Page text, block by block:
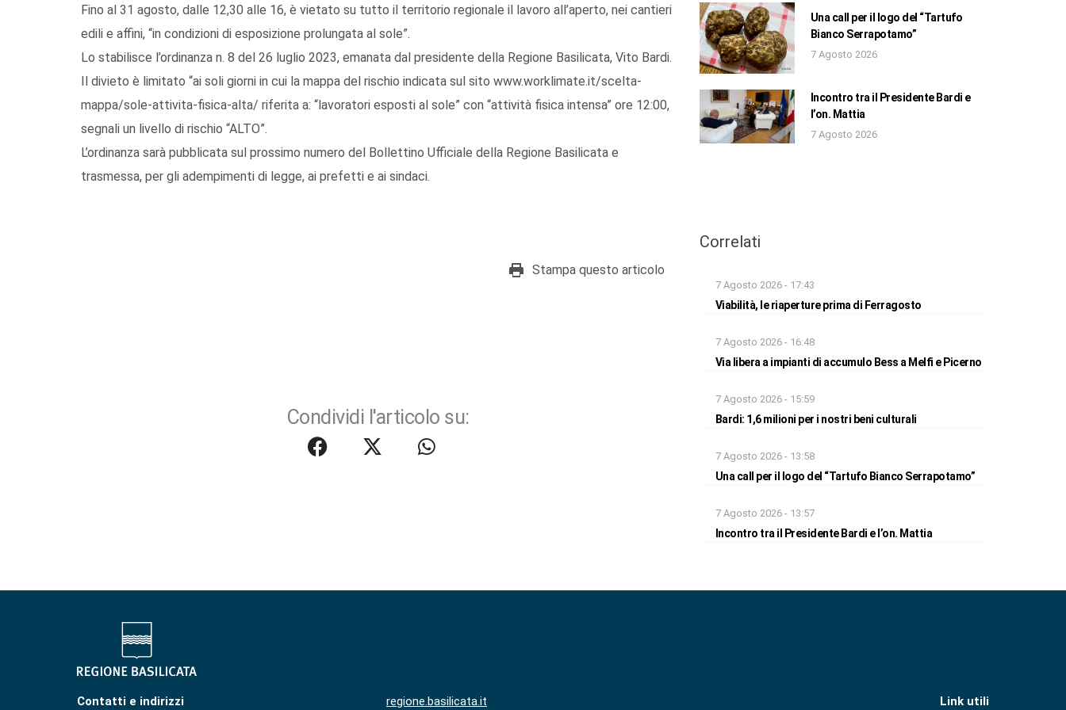
Fino al 31 agosto, dalle 12,30 alle 16, è vietato su tutto il territorio regionale il lavoro all’aperto, nei cantieri
edili e affini, “in condizioni di esposizione prolungata al sole”.
Lo stabilisce l’ordinanza n. 8 del 26 luglio 2023, emanata dal presidente della Regione Basilicata, Vito Bardi.
Il divieto è limitato “ai soli giorni in cui la mappa del rischio indicata sul sito www.worklimate.it/scelta-
mappa/sole-attivita-fisica-alta/ riferita a: “lavoratori esposti al sole” con “attività fisica intensa” ore 12:00,
segnali un livello di rischio “ALTO”.
L’ordinanza sarà pubblicata sul prossimo numero del Bollettino Ufficiale della Regione Basilicata e
trasmessa, per gli adempimenti di legge, ai prefetti e ai sindaci.
Stampa questo articolo
Condividi l'articolo su:
Una call per il logo del “Tartufo
Bianco Serrapotamo”
7 Agosto 2026
Incontro tra il Presidente Bardi e
l’on. Mattia
7 Agosto 2026
Correlati
7 Agosto 2026 - 17:43
Viabilità, le riaperture prima di Ferragosto
7 Agosto 2026 - 16:48
Via libera a impianti di accumulo Bess a Melfi e Picerno
7 Agosto 2026 - 15:59
Bardi: 1,6 milioni per i nostri beni culturali
7 Agosto 2026 - 13:58
Una call per il logo del “Tartufo Bianco Serrapotamo”
7 Agosto 2026 - 13:57
Incontro tra il Presidente Bardi e l’on. Mattia
Contatti e indirizzi regione.basilicata.it Link utili